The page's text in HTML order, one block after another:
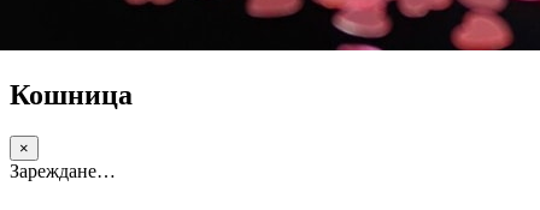
Кошница
×
Зареждане…